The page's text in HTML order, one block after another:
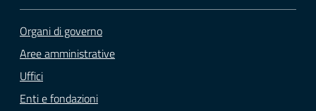
Organi di governo
Aree amministrative
Uffici
Enti e fondazioni